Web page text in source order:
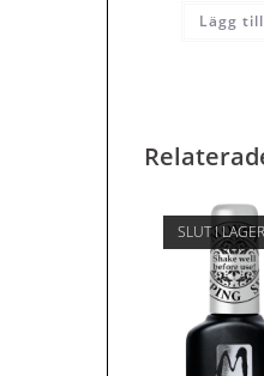
Lägg
SLUT I LAGER